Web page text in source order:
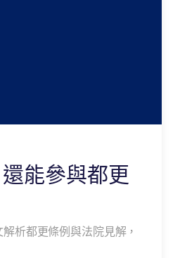
能參與都更
析都更條例與法院見解，